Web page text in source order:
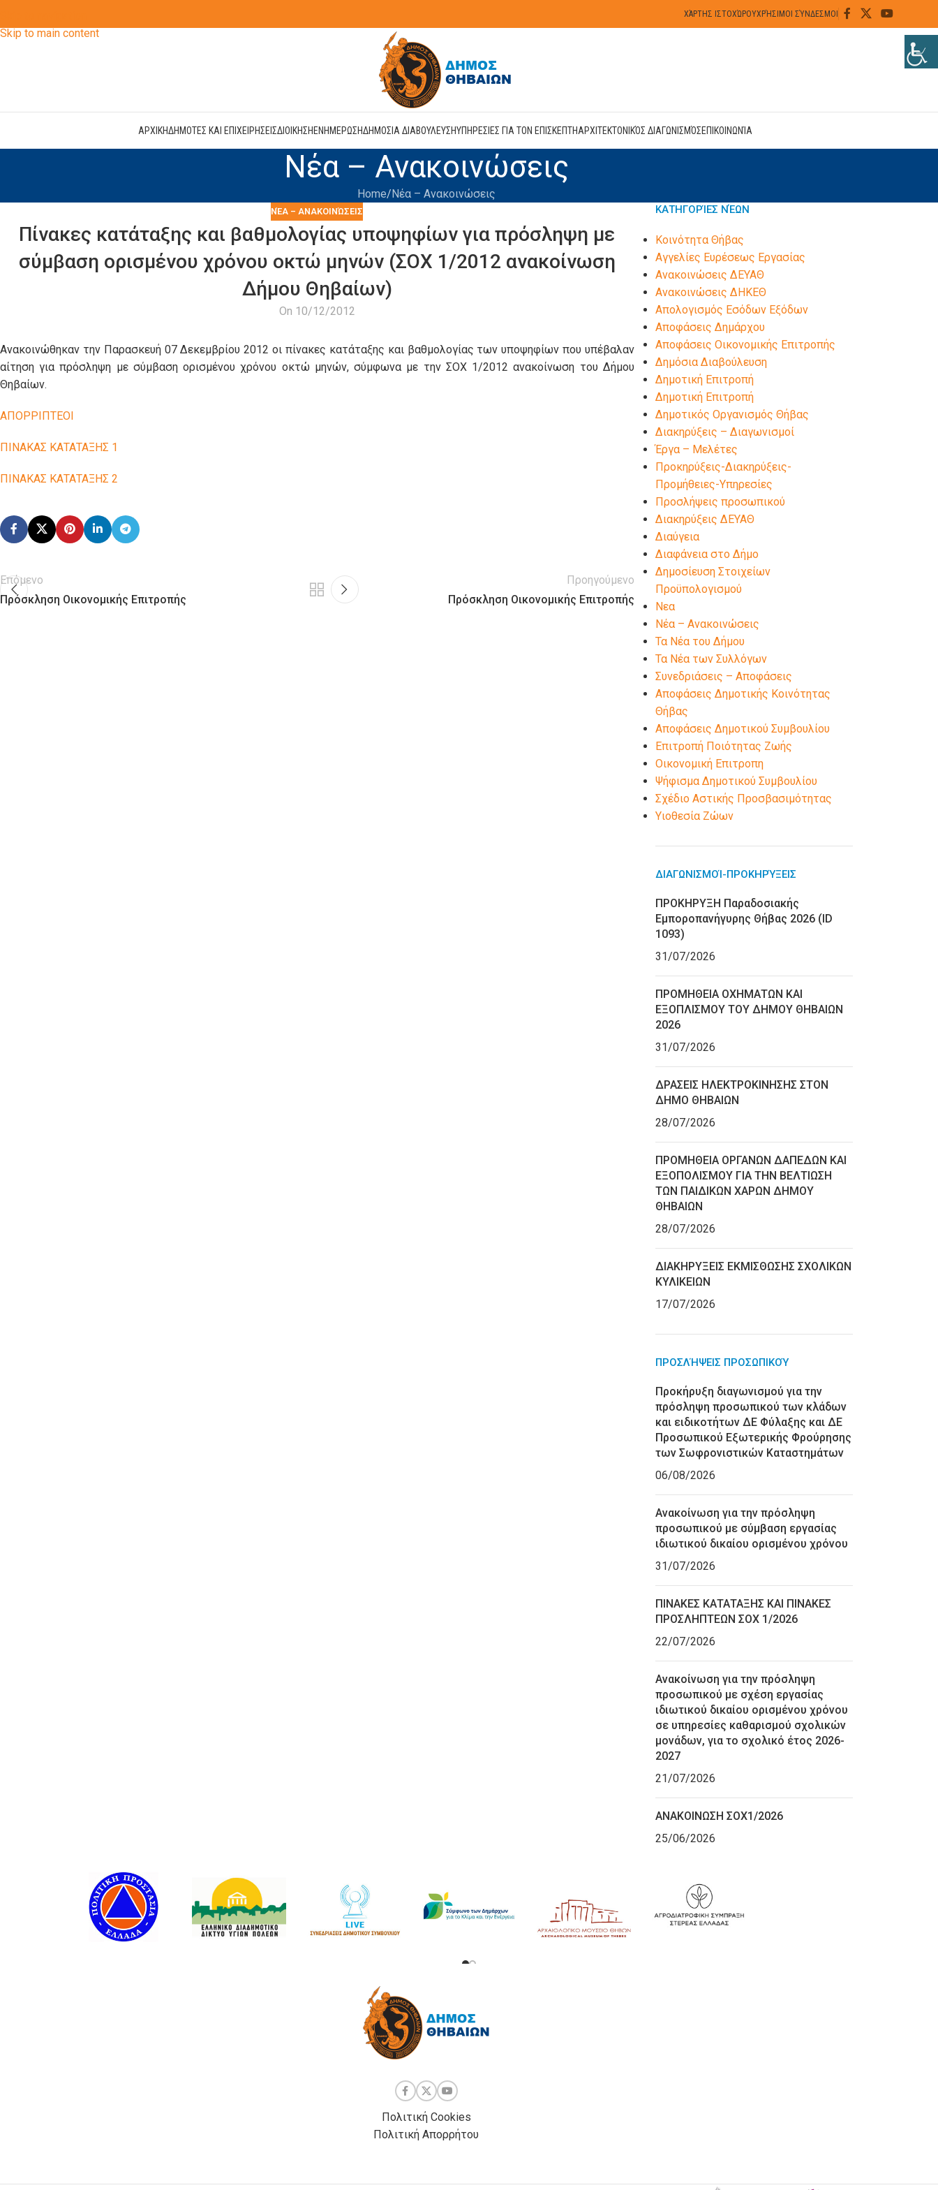
Skip to main content
ΧΆΡΤΗΣ ΙΣΤΟΧΏΡΟΥΧΡΉΣΙΜΟΙ ΣΎΝΔΕΣΜΟΙ
ΑΡΧΙΚΗΔΗΜΟΤΕΣ ΚΑΙ ΕΠΙΧΕΙΡΗΣΕΙΣΔΙΟΙΚΗΣΗΕΝΗΜΕΡΩΣΗΔΗΜΟΣΙΑ ΔΙΑΒΟΥΛΕΥΣΗΥΠΗΡΕΣΙΕΣ ΓΙΑ ΤΟΝ ΕΠΙΣΚΕΠΤΗΑΡΧΙΤΕΚΤΟΝΙΚΌΣ ΔΙΑΓΩΝΙΣΜΌΣΕΠΙΚΟΙΝΩΝΊΑ
Νέα – Ανακοινώσεις
Home Νέα – Ανακοινώσεις
ΝΈΑ – ΑΝΑΚΟΙΝΏΣΕΙΣ
Πίνακες κατάταξης και βαθμολογίας υποψηφίων για πρόσληψη με
σύμβαση ορισμένου χρόνου οκτώ μηνών (ΣΟΧ 1/2012 ανακοίνωση
Δήμου Θηβαίων)
On 10/12/2012
Ανακοινώθηκαν την Παρασκευή 07 Δεκεμβρίου 2012 οι πίνακες κατάταξης και βαθμολογίας των υποψηφίων που υπέβαλαν
αίτηση για πρόσληψη με σύμβαση ορισμένου χρόνου οκτώ μηνών, σύμφωνα με την ΣΟΧ 1/2012 ανακοίνωση του Δήμου
Θηβαίων.
ΑΠΟΡΡΙΠΤΕΟΙ
ΠΙΝΑΚΑΣ ΚΑΤΑΤΑΞΗΣ 1
ΠΙΝΑΚΑΣ ΚΑΤΑΤΑΞΗΣ 2
Επόμενο
Πρόσκληση Οικονομικής Επιτροπής
Προηγούμενο
Πρόσκληση Οικονομικής Επιτροπής
ΚΑΤΗΓΟΡΊΕΣ ΝΈΩΝ
Kοινότητα Θήβας
Αγγελίες Ευρέσεως Εργασίας
Ανακοινώσεις ΔΕΥΑΘ
Ανακοινώσεις ΔΗΚΕΘ
Απολογισμός Εσόδων Εξόδων
Αποφάσεις Δημάρχου
Αποφάσεις Οικονομικής Επιτροπής
Δημόσια Διαβούλευση
Δημοτική Επιτροπή
Δημοτική Επιτροπή
Δημοτικός Οργανισμός Θήβας
Διακηρύξεις – Διαγωνισμοί
Έργα – Μελέτες
Προκηρύξεις-Διακηρύξεις-
Προμήθειες-Υπηρεσίες
Προσλήψεις προσωπικού
Διακηρύξεις ΔΕΥΑΘ
Διαύγεια
Διαφάνεια στο Δήμο
Δημοσίευση Στοιχείων
Προϋπολογισμού
Νεα
Νέα – Ανακοινώσεις
Τα Νέα του Δήμου
Τα Νέα των Συλλόγων
Συνεδριάσεις – Αποφάσεις
Αποφάσεις Δημοτικής Κοινότητας
Θήβας
Αποφάσεις Δημοτικού Συμβουλίου
Επιτροπή Ποιότητας Ζωής
Οικονομική Επιτροπη
Ψήφισμα Δημοτικού Συμβουλίου
Σχέδιο Αστικής Προσβασιμότητας
Υιοθεσία Ζώων
ΔΙΑΓΩΝΙΣΜΟΊ-ΠΡΟΚΗΡΎΞΕΙΣ
ΠΡΟΚΗΡΥΞΗ Παραδοσιακής
Εμποροπανήγυρης Θήβας 2026 (ID
1093)
31/07/2026
ΠΡΟΜΗΘΕΙΑ ΟΧΗΜΑΤΩΝ ΚΑΙ
ΕΞΟΠΛΙΣΜΟΥ ΤΟΥ ΔΗΜΟΥ ΘΗΒΑΙΩΝ
2026
31/07/2026
ΔΡΑΣΕΙΣ ΗΛΕΚΤΡΟΚΙΝΗΣΗΣ ΣΤΟΝ
ΔΗΜΟ ΘΗΒΑΙΩΝ
28/07/2026
ΠΡΟΜΗΘΕΙΑ ΟΡΓΑΝΩΝ ΔΑΠΕΔΩΝ ΚΑΙ
ΕΞΟΠΟΛΙΣΜΟΥ ΓΙΑ ΤΗΝ ΒΕΛΤΙΩΣΗ
ΤΩΝ ΠΑΙΔΙΚΩΝ ΧΑΡΩΝ ΔΗΜΟΥ
ΘΗΒΑΙΩΝ
28/07/2026
ΔΙΑΚΗΡΥΞΕΙΣ ΕΚΜΙΣΘΩΣΗΣ ΣΧΟΛΙΚΩΝ
ΚΥΛΙΚΕΙΩΝ
17/07/2026
ΠΡΟΣΛΉΨΕΙΣ ΠΡΟΣΩΠΙΚΟΎ
Προκήρυξη διαγωνισμού για την
πρόσληψη προσωπικού των κλάδων
και ειδικοτήτων ΔΕ Φύλαξης και ΔΕ
Προσωπικού Εξωτερικής Φρούρησης
των Σωφρονιστικών Καταστημάτων
06/08/2026
Ανακοίνωση για την πρόσληψη
προσωπικού με σύμβαση εργασίας
ιδιωτικού δικαίου ορισμένου χρόνου
31/07/2026
ΠΙΝΑΚΕΣ ΚΑΤΑΤΑΞΗΣ ΚΑΙ ΠΙΝΑΚΕΣ
ΠΡΟΣΛΗΠΤΕΩΝ ΣΟΧ 1/2026
22/07/2026
Ανακοίνωση για την πρόσληψη
προσωπικού με σχέση εργασίας
ιδιωτικού δικαίου ορισμένου χρόνου
σε υπηρεσίες καθαρισμού σχολικών
μονάδων, για το σχολικό έτος 2026-
2027
21/07/2026
ΑΝΑΚΟΙΝΩΣΗ ΣΟΧ1/2026
25/06/2026
Πολιτική Cookies
Πολιτική Απορρήτου